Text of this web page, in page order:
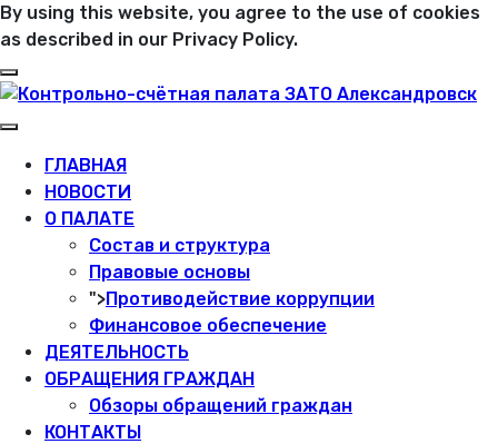
By using this website, you agree to the use of cookies
as described in our Privacy Policy.
ГЛАВНАЯ
НОВОСТИ
О ПАЛАТЕ
Состав и структура
Правовые основы
">Противодействие коррупции
Финансовое обеспечение
ДЕЯТЕЛЬНОСТЬ
ОБРАЩЕНИЯ ГРАЖДАН
Обзоры обращений граждан
КОНТАКТЫ